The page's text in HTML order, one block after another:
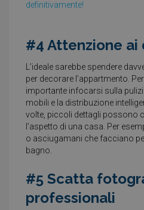
#4 Attenzione
L’ideale sarebbe spendere
per decorare l’appartmento.
importante infocarsi sulla
mobili e la distribuzione
volte, piccoli dettagli possono
l’aspetto di una casa. Per
o asciugamani che facciano
bagno.
#5 Scatta
professionali